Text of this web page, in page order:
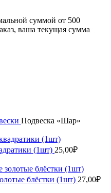
суммой от 500
ваша текущая сумма
Подвеска «Шар»
(1шт) 25,00₽
блёстки (1шт) 27,00₽